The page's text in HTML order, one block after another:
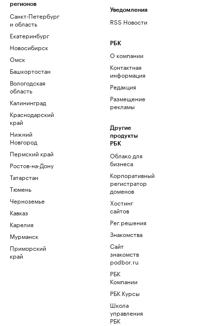
регионов
Санкт-Петербург
и область
Екатеринбург
Новосибирск
Омск
Башкортостан
Вологодская
область
Калининград
Краснодарский
край
Нижний
Новгород
Пермский край
Ростов-на-Дону
Татарстан
Тюмень
Черноземье
Кавказ
Карелия
Мурманск
Приморский
край
Уведомления
RSS Новости
РБК
О компании
Контактная
информация
Редакция
Размещение
рекламы
Другие
продукты
РБК
Облако для
бизнеса
Корпоративный
регистратор
доменов
Хостинг
сайтов
Рег.решения
Знакомства
Сайт
знакомств
podbor.ru
РБК
Компании
РБК Курсы
Школа
управления
РБК